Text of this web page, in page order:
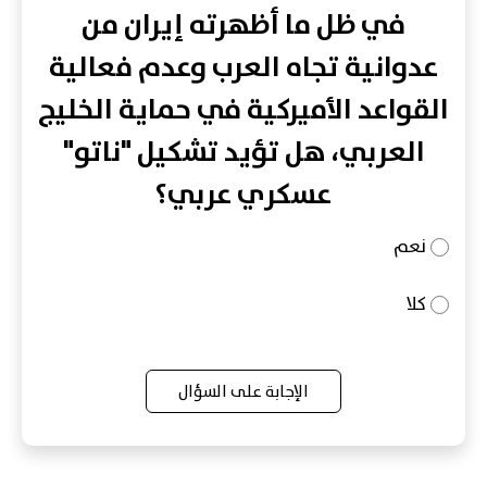
في ظل ما أظهرته إيران من
عدوانية تجاه العرب وعدم فعالية
القواعد الأميركية في حماية الخليج
العربي، هل تؤيد تشكيل "ناتو"
عسكري عربي؟
نعم
كلا
الإجابة على السؤال